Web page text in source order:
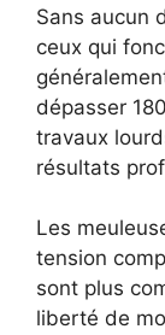
Sans aucun
ceux qui
dépasser
travaux
résultats
Les
tension
sont plus
liberté de